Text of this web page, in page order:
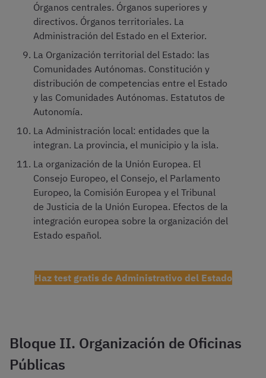
Órganos centrales. Órganos superiores y
directivos. Órganos territoriales. La
Administración del Estado en el Exterior.
La Organización territorial del Estado: las
Comunidades Autónomas. Constitución y
distribución de competencias entre el Estado
y las Comunidades Autónomas. Estatutos de
Autonomía.
La Administración local: entidades que la
integran. La provincia, el municipio y la isla.
La organización de la Unión Europea. El
Consejo Europeo, el Consejo, el Parlamento
Europeo, la Comisión Europea y el Tribunal
de Justicia de la Unión Europea. Efectos de la
integración europea sobre la organización del
Estado español.
Haz test gratis de Administrativo del Estado
Bloque II. Organización de Oficinas
Públicas